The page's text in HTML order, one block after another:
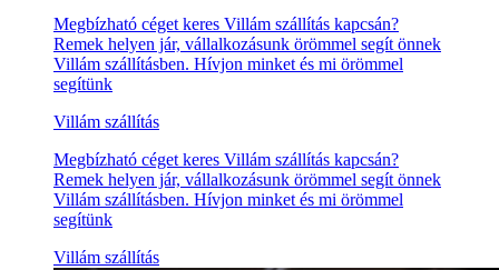
Megbízható céget keres Villám szállítás kapcsán?
Remek helyen jár, vállalkozásunk örömmel segít önnek
Villám szállításben. Hívjon minket és mi örömmel
segítünk
Villám szállítás
Megbízható céget keres Villám szállítás kapcsán?
Remek helyen jár, vállalkozásunk örömmel segít önnek
Villám szállításben. Hívjon minket és mi örömmel
segítünk
Villám szállítás